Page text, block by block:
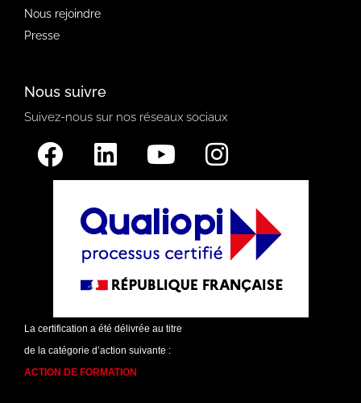
Nous rejoindre
Presse
Nous suivre
Suivez-nous sur nos réseaux sociaux
La certification a été délivrée au titre
de la catégorie d’action suivante :
ACTION DE FORMATION